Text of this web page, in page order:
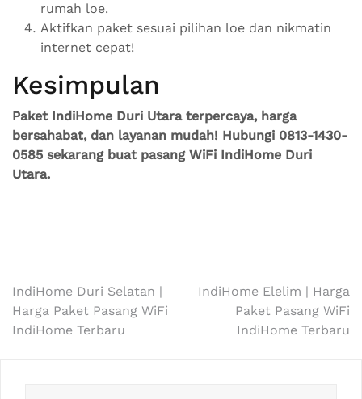
rumah loe.
Aktifkan paket sesuai pilihan loe dan nikmatin
internet cepat!
Kesimpulan
Paket IndiHome Duri Utara terpercaya, harga
bersahabat, dan layanan mudah! Hubungi 0813-1430-
0585 sekarang buat pasang WiFi IndiHome Duri
Utara.
Navigasi
pos
IndiHome Duri Selatan |
Harga Paket Pasang WiFi
IndiHome Terbaru
IndiHome Elelim | Harga
Paket Pasang WiFi
IndiHome Terbaru